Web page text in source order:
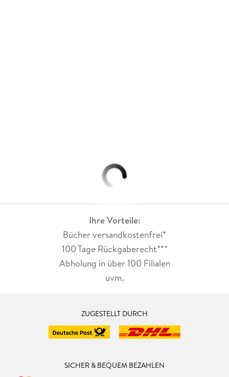
Ihre Vorteile:
Bücher versandkostenfrei*
100 Tage Rückgaberecht***
Abholung in über 100 Filialen
uvm.
ZUGESTELLT DURCH
SICHER & BEQUEM BEZAHLEN